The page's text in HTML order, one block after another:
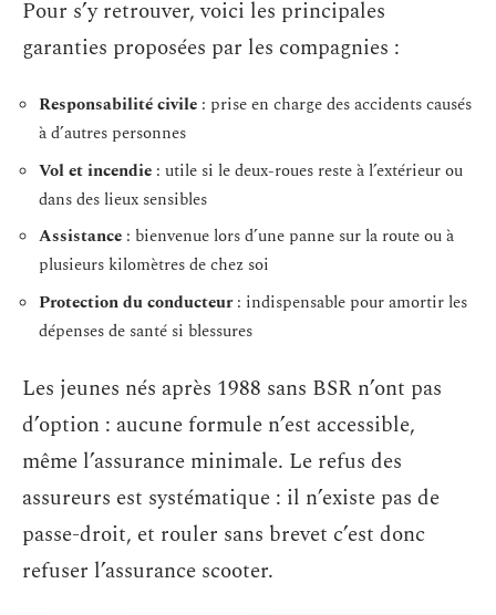
Pour s’y retrouver, voici les principales
garanties proposées par les compagnies :
Responsabilité civile : prise en charge des accidents causés
à d’autres personnes
Vol et incendie : utile si le deux-roues reste à l’extérieur ou
dans des lieux sensibles
Assistance : bienvenue lors d’une panne sur la route ou à
plusieurs kilomètres de chez soi
Protection du conducteur: indispensable pour amortir les
dépenses de santé si blessures
Les jeunes nés après 1988 sans BSR n’ont pas
d’option : aucune formule n’est accessible,
même l’assurance minimale. Le refus des
assureurs est systématique : il n’existe pas de
passe-droit, et rouler sans brevet c’est donc
refuser l’assurance scooter.